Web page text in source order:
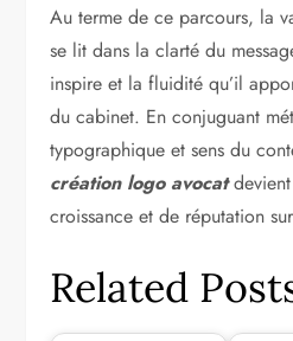
Au terme de ce parcours, la
se lit dans la clarté du
inspire et la fluidité qu’il
du cabinet. En conjuguant
typographique et sens du
création logo avocat
croissance et de réputation
Related